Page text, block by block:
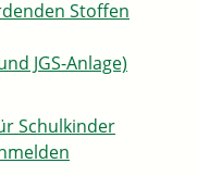
Stoffen
JGS-Anlage)
Schulkinder